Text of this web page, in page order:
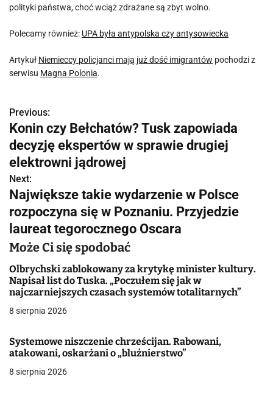
polityki państwa, choć wciąż zdrażane są zbyt wolno.
Polecamy również: UPA była antypolska czy antysowiecka
Artykuł Niemieccy policjanci mają już dość imigrantów pochodzi z
serwisu Magna Polonia.
N
a
w
i
g
a
c
j
a
p
i
Previous:
Konin czy Bełchatów? Tusk zapowiada
decyzję ekspertów w sprawie drugiej
elektrowni jądrowej
Next:
Największe takie wydarzenie w Polsce
rozpoczyna się w Poznaniu. Przyjedzie
laureat tegorocznego Oscara
Może Ci się spodobać
Olbrychski zablokowany za krytykę minister kultury.
Napisał list do Tuska. „Poczułem się jak w
najczarniejszych czasach systemów totalitarnych”
8 sierpnia 2026
Systemowe niszczenie chrześcijan. Rabowani,
atakowani, oskarżani o „bluźnierstwo”
8 sierpnia 2026